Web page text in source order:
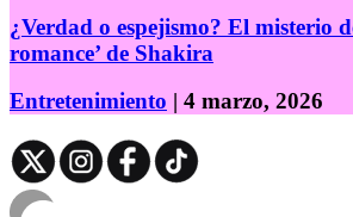
¿Verdad o espejismo? El misterio
romance’ de Shakira
Entretenimiento | 4 marzo, 2026